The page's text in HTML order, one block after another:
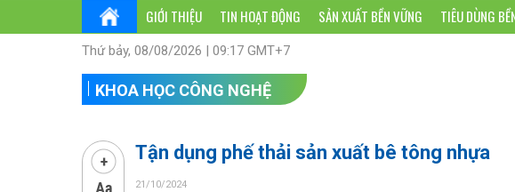
GIỚI THIỆU TIN HOẠT ĐỘNG SẢN XUẤT BỀN VỮNG TIÊU DÙNG
Thứ bảy, 08/08/2026 | 09:17 GMT+7
KHOA HỌC CÔNG NGHỆ
Tận dụng phế thải sản xuất bê tông nhựa
21/10/2024